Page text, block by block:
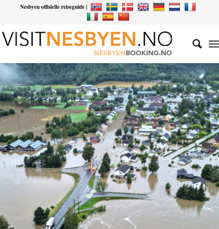
Nesbyen offisielle reiseguide |